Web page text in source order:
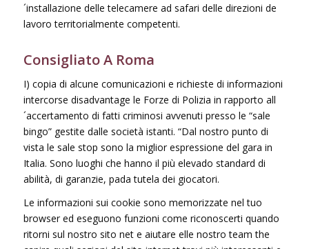
´installazione delle telecamere ad safari delle direzioni de
lavoro territorialmente competenti.
Consigliato A Roma
I) copia di alcune comunicazioni e richieste di informazioni
intercorse disadvantage le Forze di Polizia in rapporto all
´accertamento di fatti criminosi avvenuti presso le “sale
bingo” gestite dalle società istanti. “Dal nostro punto di
vista le sale stop sono la miglior espressione del gara in
Italia. Sono luoghi che hanno il più elevado standard di
abilità, di garanzie, pada tutela dei giocatori.
Le informazioni sui cookie sono memorizzate nel tuo
browser ed eseguono funzioni come riconoscerti quando
ritorni sul nostro sito net e aiutare elle nostro team the